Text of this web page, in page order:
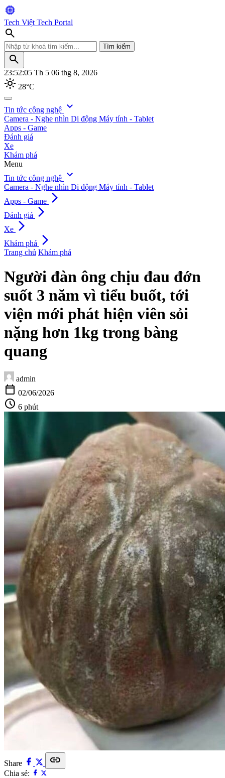
memory
Tech Việt Tech Portal
search
Tìm kiếm
search
23:52:07 Th 5 06 thg 8, 2026
light_mode 28°C
search
Tìm kiếm
Tin tức công nghệ expand_more
Camera - Nghe nhìn Di động Máy tính - Tablet
Apps - Game
Đánh giá
Xe
Khám phá
Menu
Tin tức công nghệ expand_more
Camera - Nghe nhìn Di động Máy tính - Tablet
Apps - Game arrow_forward_ios
Đánh giá arrow_forward_ios
Xe arrow_forward_ios
Khám phá arrow_forward_ios
Trang chủ Khám phá
Người đàn ông chịu đau đớn
suốt 3 năm vì tiểu buốt, tới
viện mới phát hiện viên sỏi
nặng hơn 1kg trong bàng
quang
admin
calendar_today 02/06/2026
schedule 6 phút
Share link
Chia sẻ: